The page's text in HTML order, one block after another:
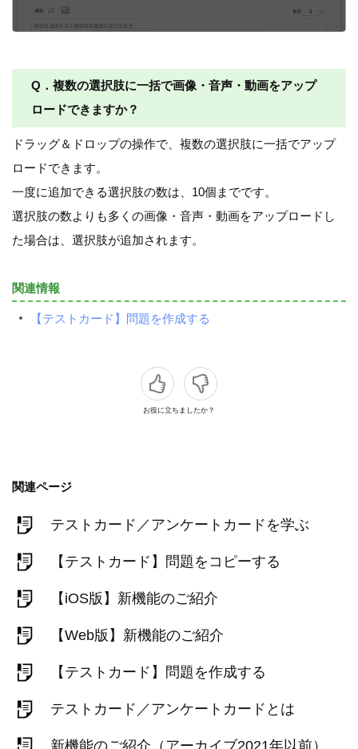
Q．複数の選択肢に一括で画像・音声・動画をアップ
ロードできますか？
ドラッグ＆ドロップの操作で、複数の選択肢に一括でアップ
ロードできます。
一度に追加できる選択肢の数は、10個までです。
選択肢の数よりも多くの画像・音声・動画をアップロードし
た場合は、選択肢が追加されます。
関連情報
【テストカード】問題を作成する
お役に立ちましたか？
関連ページ
テストカード／アンケートカードを学ぶ
【テストカード】問題をコピーする
【iOS版】新機能のご紹介
【Web版】新機能のご紹介
【テストカード】問題を作成する
テストカード／アンケートカードとは
新機能のご紹介（アーカイブ2021年以前）